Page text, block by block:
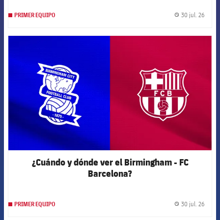
PRIMER EQUIPO 30 jul. 26
¿Cuándo y dónde ver el Birmingham - FC
Barcelona?
PRIMER EQUIPO 30 jul. 26